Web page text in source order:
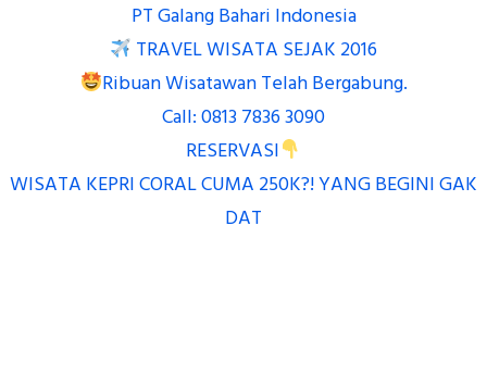
PT Galang Bahari Indonesia
TRAVEL WISATA SEJAK 2016
Ribuan Wisatawan Telah Bergabung.
Call: 0813 7836 3090
RESERVASI
WISATA KEPRI CORAL CUMA 250K?! YANG BEGINI GAK
DAT